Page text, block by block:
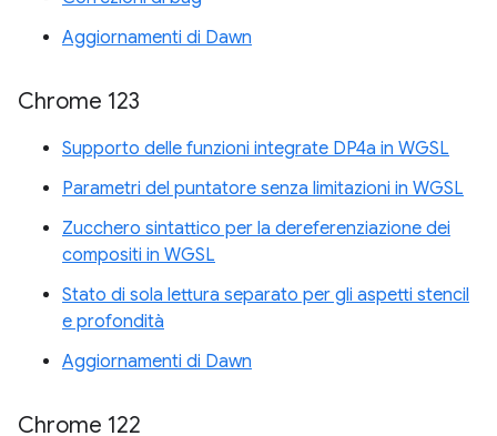
Aggiornamenti di Dawn
Chrome 123
Supporto delle funzioni integrate DP4a in WGSL
Parametri del puntatore senza limitazioni in WGSL
Zucchero sintattico per la dereferenziazione dei
compositi in WGSL
Stato di sola lettura separato per gli aspetti stencil
e profondità
Aggiornamenti di Dawn
Chrome 122